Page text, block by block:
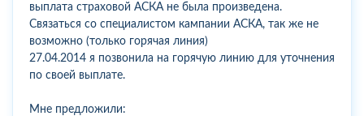
выплата страховой АСКА не была произведена.
Связаться со специалистом кампании АСКА, так же не
возможно (только горячая линия)
27.04.2014 я позвонила на горячую линию для уточнения
по своей выплате.
Мне предложили: